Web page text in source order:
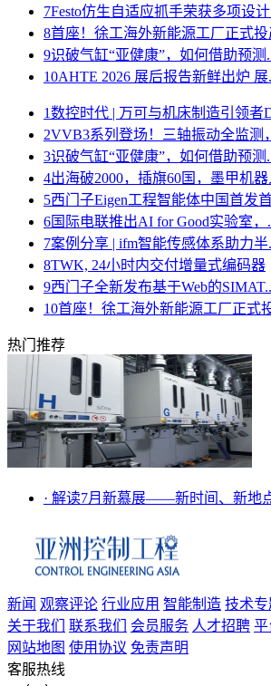
7Festo仿生自适应抓手荣获多项设计
8首座！徐工海外新能源工厂正式投
9识破气缸“亚健康”，如何借助预测
10AHTE 2026 展后报告新鲜出炉 展
1数控时代 | 万可与机床制造引领者
2VVB3系列登场！三轴振动全监测
3识破气缸“亚健康”，如何借助预测
4出海破2000，插旗60国，墨甲机器
5西门子Eigen工程智能体中国首发
6国际电联推出AI for Good实验室，
7案例分享 | ifm智能传感体系助力半
8TWK, 24小时内交付增量式编码器
9西门子全新发布基于Web的
10首座！徐工海外新能源工厂正式
热门推荐
· 解读7月新慕展——新时间、新地
新闻 观察评论 行业应用 智能制造 技术专
关于我们
联系我们 会员服务 人才招聘 平
网站地图 使用协议 免责声明
客服热线